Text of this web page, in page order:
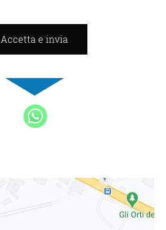
Accetta e invia